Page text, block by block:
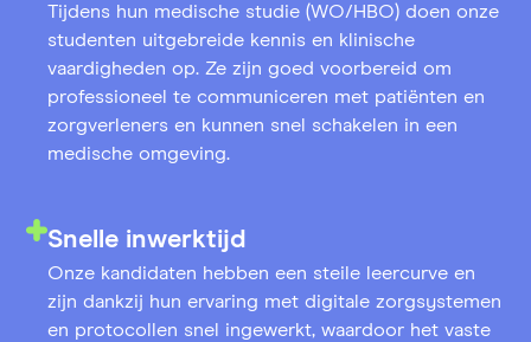
Tijdens hun medische studie (WO/HBO) doen onze
studenten uitgebreide kennis en klinische
vaardigheden op. Ze zijn goed voorbereid om
professioneel te communiceren met patiënten en
zorgverleners en kunnen snel schakelen in een
medische omgeving.
Snelle inwerktijd
Onze kandidaten hebben een steile leercurve en
zijn dankzij hun ervaring met digitale zorgsystemen
en protocollen snel ingewerkt, waardoor het vaste